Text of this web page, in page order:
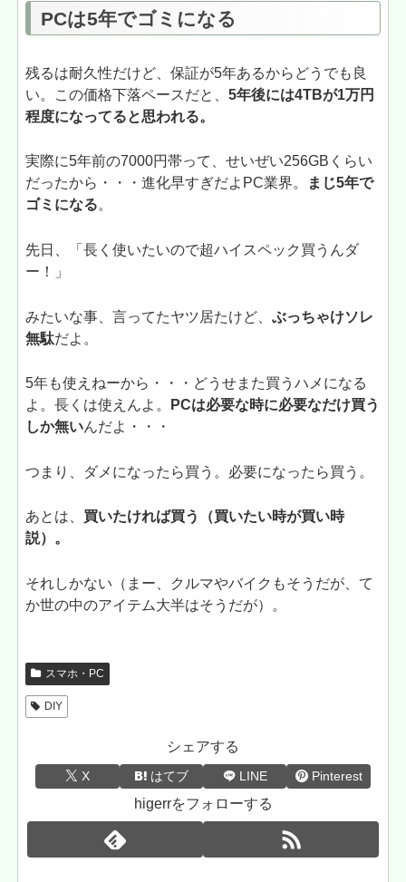
PCは5年でゴミになる
残るは耐久性だけど、保証が5年あるからどうでも良
い。この価格下落ペースだと、5年後には4TBが1万円
程度になってると思われる。
実際に5年前の7000円帯って、せいぜい256GBくらい
だったから・・・進化早すぎだよPC業界。
まじ5年で
ゴミになる。
先日、「長く使いたいので超ハイスペック買うんダ
ー！」
みたいな事、言ってたヤツ居たけど、ぶっちゃけソレ
無駄だよ。
5年も使えねーから・・・どうせまた買うハメになる
よ。長くは使えんよ。
PCは必要な時に必要なだけ買う
しか無いんだよ・・・
つまり、ダメになったら買う。必要になったら買う。
あとは、 買いたければ買う（買いたい時が買い時
説）。
それしかない（まー、クルマやバイクもそうだが、て
か世の中のアイテム大半はそうだが）。
スマホ・PC
DIY
シェアする
X はてブ LINE Pinterest
higerrをフォローする